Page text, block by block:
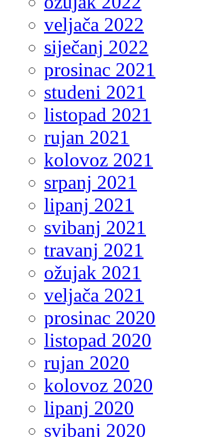
veljača 2022
siječanj 2022
prosinac 2021
studeni 2021
listopad 2021
rujan 2021
kolovoz 2021
srpanj 2021
lipanj 2021
svibanj 2021
travanj 2021
ožujak 2021
veljača 2021
prosinac 2020
listopad 2020
rujan 2020
kolovoz 2020
lipanj 2020
svibanj 2020